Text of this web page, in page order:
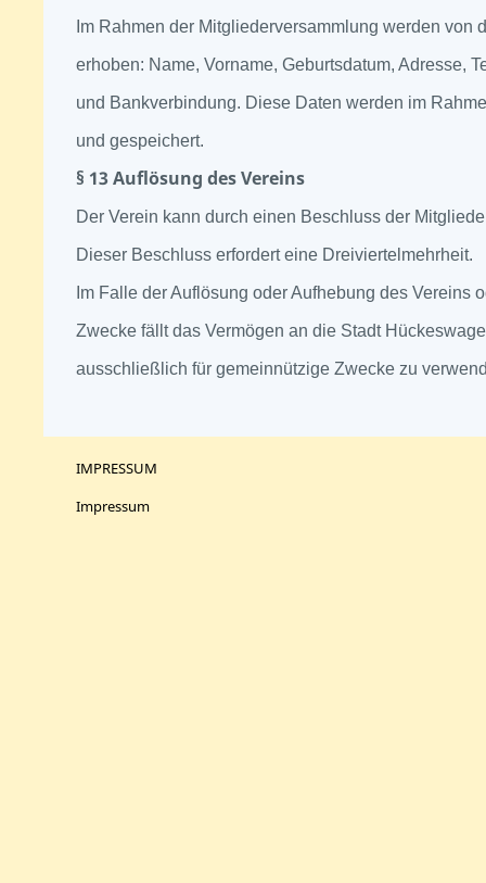
Im Rahmen der Mitgliederversammlung werden von
erhoben: Name, Vorname, Geburtsdatum, Adresse,
und Bankverbindung. Diese Daten werden im
und gespeichert.
§ 13 Auflösung des Vereins
Der Verein kann durch einen Beschluss der
Dieser Beschluss erfordert eine Dreiviertelmehrheit.
Im Falle der Auflösung oder Aufhebung des Vereins
Zwecke fällt das Vermögen an die Stadt
ausschließlich für gemeinnützige Zwecke zu
IMPRESSUM
Impressum